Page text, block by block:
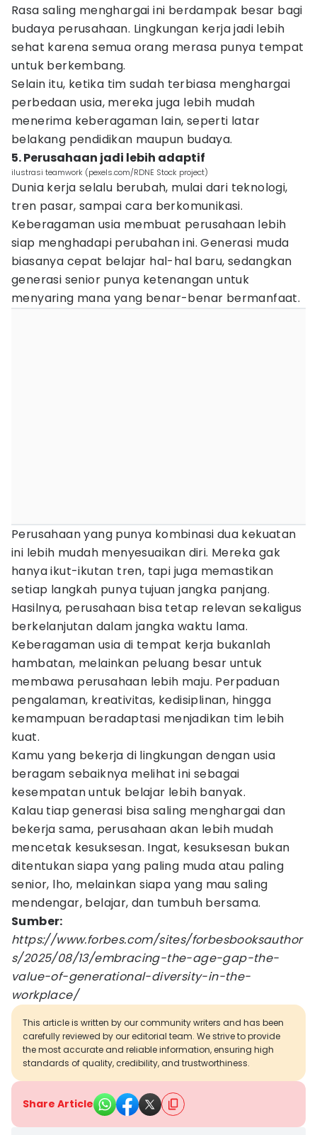
Rasa saling menghargai ini berdampak besar bagi
budaya perusahaan. Lingkungan kerja jadi lebih
sehat karena semua orang merasa punya tempat
untuk berkembang.
Selain itu, ketika tim sudah terbiasa menghargai
perbedaan usia, mereka juga lebih mudah
menerima keberagaman lain, seperti latar
belakang pendidikan maupun budaya.
5. Perusahaan jadi lebih adaptif
ilustrasi teamwork (pexels.com/RDNE Stock project)
Dunia kerja selalu berubah, mulai dari teknologi,
tren pasar, sampai cara berkomunikasi.
Keberagaman usia membuat perusahaan lebih
siap menghadapi perubahan ini. Generasi muda
biasanya cepat belajar hal-hal baru, sedangkan
generasi senior punya ketenangan untuk
menyaring mana yang benar-benar bermanfaat.
Perusahaan yang punya kombinasi dua kekuatan
ini lebih mudah menyesuaikan diri. Mereka gak
hanya ikut-ikutan tren, tapi juga memastikan
setiap langkah punya tujuan jangka panjang.
Hasilnya, perusahaan bisa tetap relevan sekaligus
berkelanjutan dalam jangka waktu lama.
Keberagaman usia di tempat kerja bukanlah
hambatan, melainkan peluang besar untuk
membawa perusahaan lebih maju. Perpaduan
pengalaman, kreativitas, kedisiplinan, hingga
kemampuan beradaptasi menjadikan tim lebih
kuat.
Kamu yang bekerja di lingkungan dengan usia
beragam sebaiknya melihat ini sebagai
kesempatan untuk belajar lebih banyak.
Kalau tiap generasi bisa saling menghargai dan
bekerja sama, perusahaan akan lebih mudah
mencetak kesuksesan. Ingat, kesuksesan bukan
ditentukan siapa yang paling muda atau paling
senior, lho, melainkan siapa yang mau saling
mendengar, belajar, dan tumbuh bersama.
Sumber:
https://www.forbes.com/sites/forbesbooksauthor
s/2025/08/13/embracing-the-age-gap-the-
value-of-generational-diversity-in-the-
workplace/
This article is written by our community writers and has been
carefully reviewed by our editorial team. We strive to provide
the most accurate and reliable information, ensuring high
standards of quality, credibility, and trustworthiness.
Share Article